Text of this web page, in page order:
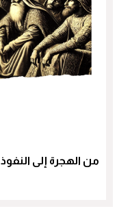
من الهجرة إلى